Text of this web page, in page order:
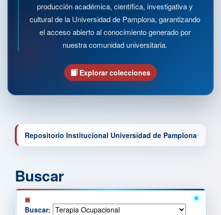
producción académica, científica, investigativa y
cultural de la Universidad de Pamplona, garantizando
el acceso abierto al conocimiento generado por
nuestra comunidad universitaria.
Explorar colecciones
Repositorio Institucional Universidad de Pamplona
Buscar
Buscar: